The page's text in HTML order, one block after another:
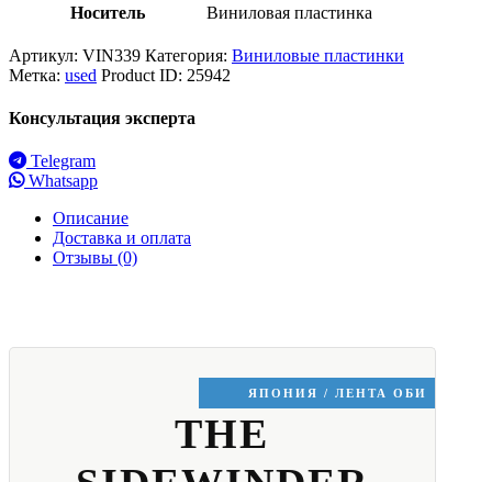
Носитель Виниловая пластинка
Артикул: VIN339 Категория: Виниловые пластинки
Метка: used Product ID: 25942
Консультация эксперта
Telegram
Whatsapp
Описание
Доставка и оплата
Отзывы (0)
ЯПОНИЯ / ЛЕНТА ОБИ
THE